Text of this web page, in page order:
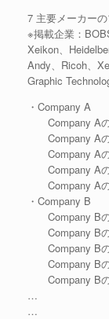
7 主要メーカー
※掲載企業：
Xeikon、
Andy、Ricoh、
Graphic
・Company A
Company A
Company A
Company Aの
Company Aの
Company Aの
・Company B
Company B
Company B
Company Bの
Company Bの
Company Bの
…
…